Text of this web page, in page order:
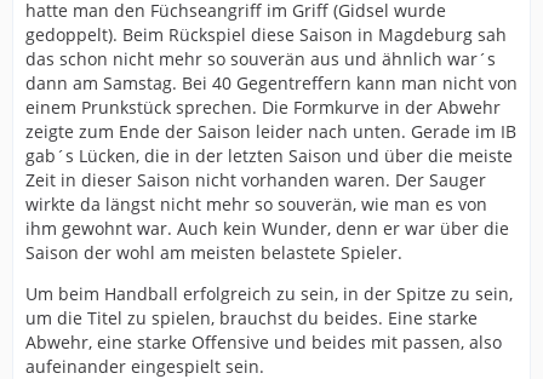
hatte man den Füchseangriff im Griff (Gidsel wurde
gedoppelt). Beim Rückspiel diese Saison in Magdeburg sah
das schon nicht mehr so souverän aus und ähnlich war´s
dann am Samstag. Bei 40 Gegentreffern kann man nicht von
einem Prunkstück sprechen. Die Formkurve in der Abwehr
zeigte zum Ende der Saison leider nach unten. Gerade im IB
gab´s Lücken, die in der letzten Saison und über die meiste
Zeit in dieser Saison nicht vorhanden waren. Der Sauger
wirkte da längst nicht mehr so souverän, wie man es von
ihm gewohnt war. Auch kein Wunder, denn er war über die
Saison der wohl am meisten belastete Spieler.
Um beim Handball erfolgreich zu sein, in der Spitze zu sein,
um die Titel zu spielen, brauchst du beides. Eine starke
Abwehr, eine starke Offensive und beides mit passen, also
aufeinander eingespielt sein.